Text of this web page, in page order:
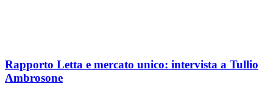
Rapporto Letta e mercato unico: intervista a Tullio
Ambrosone